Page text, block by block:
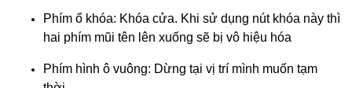
Phím ổ khóa: Khóa cửa. Khi sử dụng nút khóa này thì
hai phím mũi tên lên xuống sẽ bị vô hiệu hóa
Phím hình ô vuông: Dừng tại vị trí mình muốn tạm